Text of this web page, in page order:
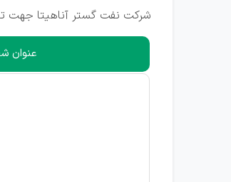
شرکت نفت گستر آناهیتا جهت
عنوان